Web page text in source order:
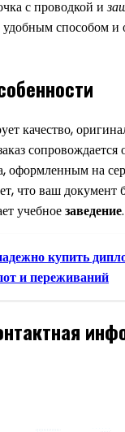
спроводкой и
удобным способом и
качество,
сопровождается
оформленным на
что вашдокумент
учебноезаведение.
купить
и переживаний